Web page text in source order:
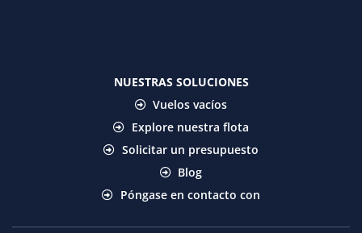
NUESTRAS SOLUCIONES
Vuelos vacíos
Explore nuestra flota
Solicitar un presupuesto
Blog
Póngase en contacto con